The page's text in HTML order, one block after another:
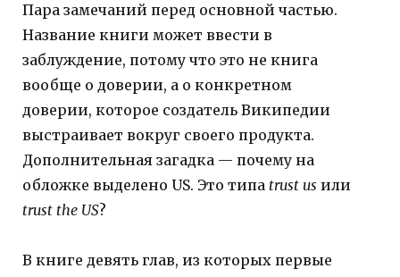
Пара замечаний перед основной частью.
Название книги может ввести в
заблуждение, потому что это не книга
вообще о доверии, а о конкретном
доверии, которое создатель Википедии
выстраивает вокруг своего продукта.
Дополнительная загадка — почему на
обложке выделено US. Это типа trust us или
trust the US?
В книге девять глав, из которых первые